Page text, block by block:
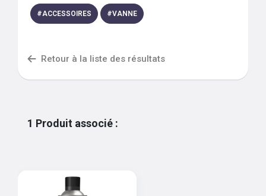
#ACCESSOIRES #VANNE
Retour à la liste des résultats
1 Produit associé :